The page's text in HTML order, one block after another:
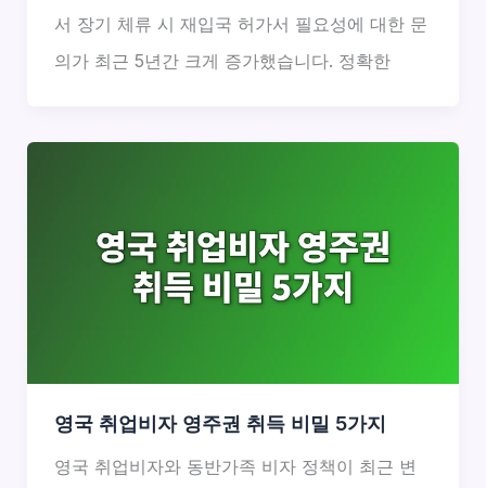
서 장기 체류 시 재입국 허가서 필요성에 대한 문
의가 최근 5년간 크게 증가했습니다. 정확한
영국 취업비자 영주권 취득 비밀 5가지
영국 취업비자와 동반가족 비자 정책이 최근 변